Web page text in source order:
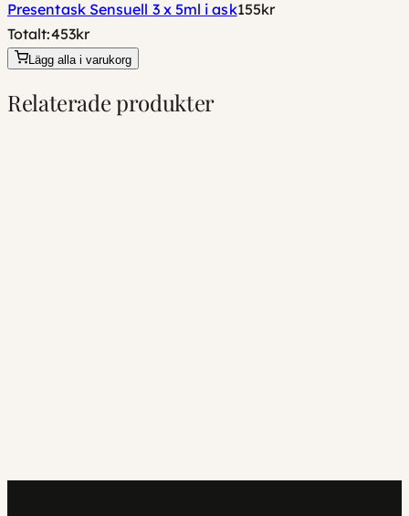
Presentask Sensuell 3 x 5ml i ask155kr
Totalt:453kr
Lägg alla i varukorg
Relaterade produkter